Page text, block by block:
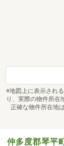
※地図上に表示され
り、実際の物件所在
正確な物件所在地
仲多度郡琴平